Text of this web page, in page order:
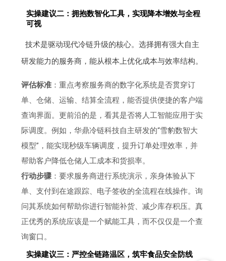
实操建议二：拥抱数智化工具，实现降本增效与全程
可视
技术是驱动现代冷链升级的核心。选择拥有强大自主
研发能力的服务商，能从根本上优化成本与效率结构。
评估标准 ：重点考察服务商的数字化系统是否贯穿订
单、仓储、运输、结算全流程，能否提供便捷的客户端
查询界面。更前沿的是，看其是否将人工智能应用于实
际调度。例如，华鼎冷链科技自主研发的“雪豹数智大
模型”，能实现秒级车辆调度，提升订单处理效率，并
帮助客户降低仓储人工成本和货损率。
行动步骤 ：要求服务商进行系统演示，亲身体验从下
单、支付到在途跟踪、电子签收的全流程在线操作。询
问其系统如何帮助你进行智能补货、减少库存积压。真
正优秀的系统应该是一个赋能工具，而不仅仅是一个查
询窗口。
实操建议三：严控全链路温区，筑牢食品安全防线